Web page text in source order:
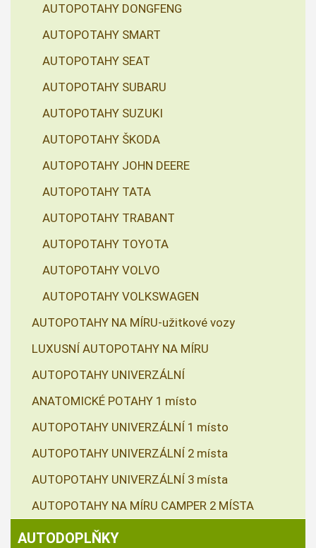
AUTOPOTAHY DONGFENG
AUTOPOTAHY SMART
AUTOPOTAHY SEAT
AUTOPOTAHY SUBARU
AUTOPOTAHY SUZUKI
AUTOPOTAHY ŠKODA
AUTOPOTAHY JOHN DEERE
AUTOPOTAHY TATA
AUTOPOTAHY TRABANT
AUTOPOTAHY TOYOTA
AUTOPOTAHY VOLVO
AUTOPOTAHY VOLKSWAGEN
AUTOPOTAHY NA MÍRU-užitkové vozy
LUXUSNÍ AUTOPOTAHY NA MÍRU
AUTOPOTAHY UNIVERZÁLNÍ
ANATOMICKÉ POTAHY 1 místo
AUTOPOTAHY UNIVERZÁLNÍ 1 místo
AUTOPOTAHY UNIVERZÁLNÍ 2 místa
AUTOPOTAHY UNIVERZÁLNÍ 3 místa
AUTOPOTAHY NA MÍRU CAMPER 2 MÍSTA
AUTODOPLŇKY